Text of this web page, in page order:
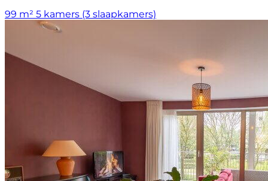
99 m² 5 kamers (3 slaapkamers)